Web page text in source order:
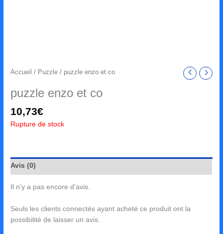
Accueil / Puzzle / puzzle enzo et co
puzzle enzo et co
10,73€
Rupture de stock
Avis (0)
Il n’y a pas encore d’avis.
Seuls les clients connectés ayant acheté ce produit ont la
possibilité de laisser un avis.